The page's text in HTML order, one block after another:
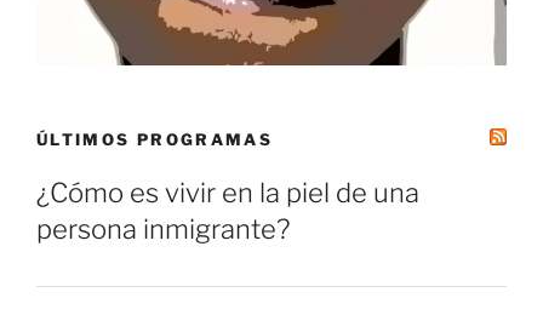
ÚLTIMOS PROGRAMAS
¿Cómo es vivir en la piel de una
persona inmigrante?